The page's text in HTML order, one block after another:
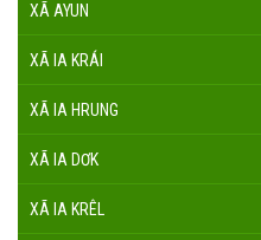
XÃ AYUN
XÃ IA KRÁI
XÃ IA HRUNG
XÃ IA DƠK
XÃ IA KRÊL